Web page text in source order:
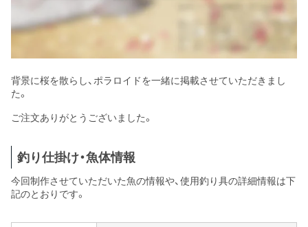
背景に桜を散らし、ポラロイドを一緒に掲載させていただきまし
た。
ご注文ありがとうございました。
釣り仕掛け・魚体情報
今回制作させていただいた魚の情報や、使用釣り具の詳細情報は下
記のとおりです。